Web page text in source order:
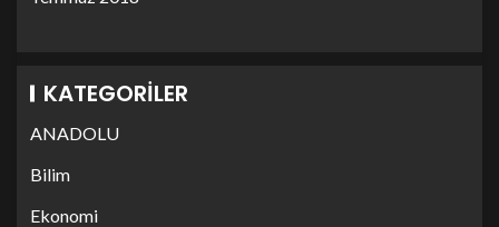
KATEGORILER
ANADOLU
Bilim
Ekonomi